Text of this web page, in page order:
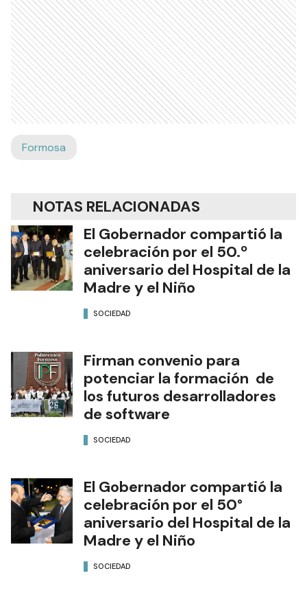
Formosa
NOTAS RELACIONADAS
El Gobernador compartió la
celebración por el 50.º
aniversario del Hospital de la
Madre y el Niño
SOCIEDAD
Firman convenio para
potenciar la formación de
los futuros desarrolladores
de software
SOCIEDAD
El Gobernador compartió la
celebración por el 50°
aniversario del Hospital de la
Madre y el Niño
SOCIEDAD